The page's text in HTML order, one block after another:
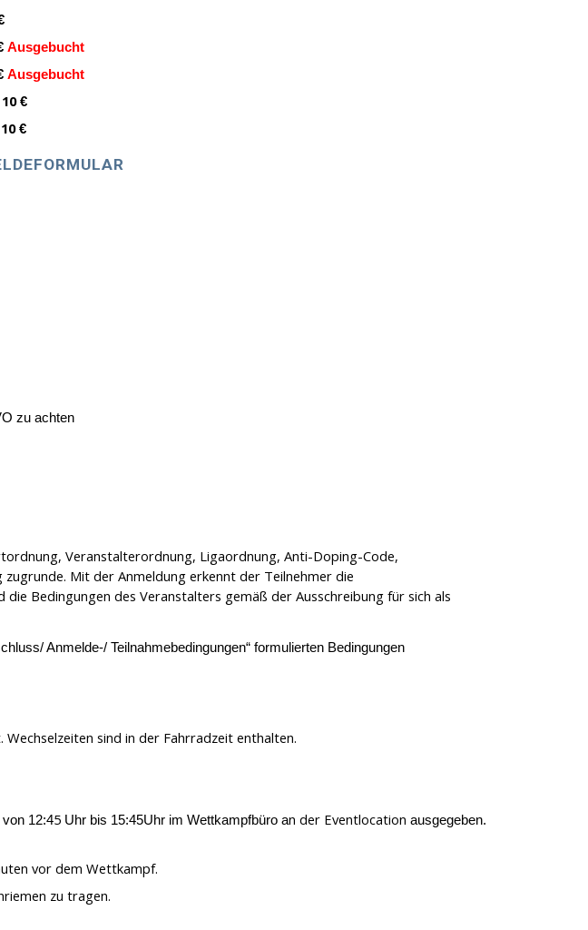
Ausgebucht
Ausgebucht
10€
10€
zu achten
Veranstalterordnung, Ligaordnung, Anti-Doping-Code,
Mit der Anmeldung erkennt der Teilnehmer die
Bedingungen des Veranstalters gemäß der Ausschreibung für sich als
Anmelde-/ Teilnahmebedingungen“ formulierten Bedingungen
sind in der Fahrradzeit enthalten.
12:45Uhr bis 15:45Uhr im Wettkampfbüro an der Eventlocation ausgegeben.
vor dem Wettkampf.
zu tragen.